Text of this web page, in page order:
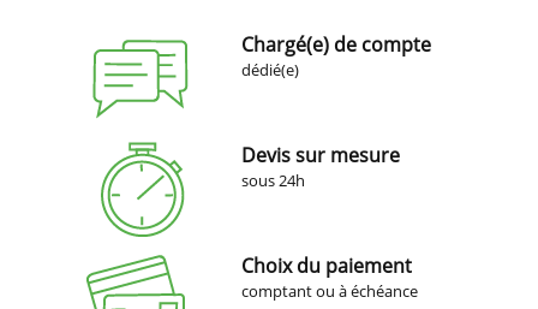
Chargé(e) de compte
dédié(e)
Devis sur mesure
sous 24h
Choix du paiement
comptant ou à échéance